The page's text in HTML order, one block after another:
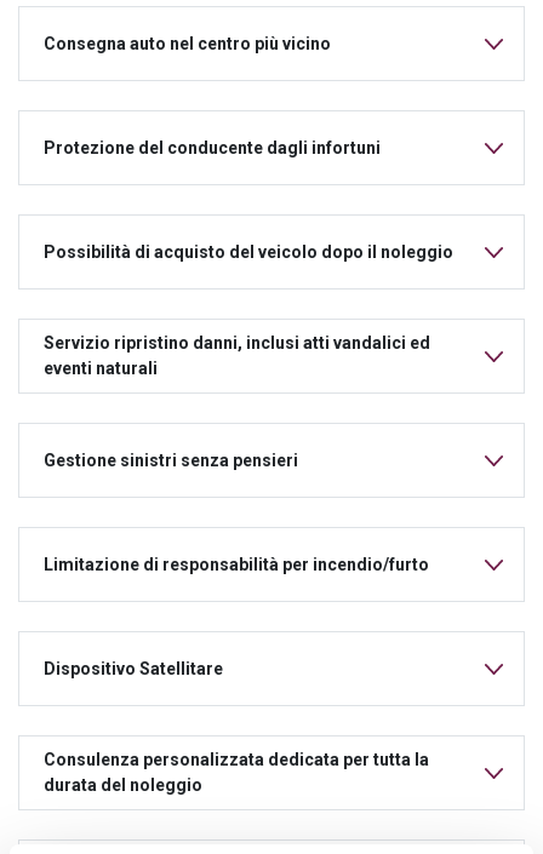
Consegna auto nel centro più vicino
Protezione del conducente dagli infortuni
Possibilità di acquisto del veicolo dopo il noleggio
Servizio ripristino danni, inclusi atti vandalici ed
eventi naturali
Gestione sinistri senza pensieri
Limitazione di responsabilità per incendio/furto
Dispositivo Satellitare
Consulenza personalizzata dedicata per tutta la
durata del noleggio